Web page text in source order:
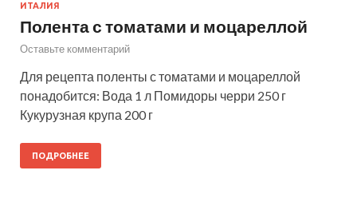
ИТАЛИЯ
Полента с томатами и моцареллой
Оставьте комментарий
Для рецепта поленты с томатами и моцареллой
понадобится: Вода 1 л Помидоры черри 250 г
Кукурузная крупа 200 г
ПОДРОБНЕЕ